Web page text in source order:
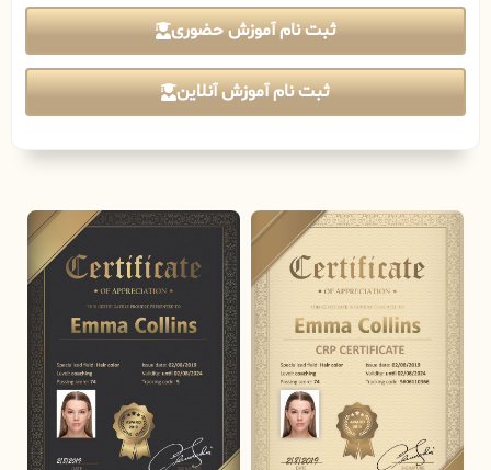
ثبت نام آموزش حضوری
ثبت نام آموزش آنلاین